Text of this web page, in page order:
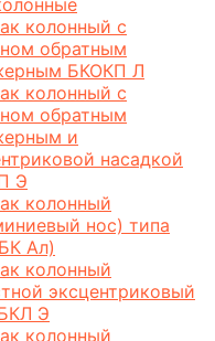
колонный с
обратным
БКОКП Л
колонный с
обратным
и
насадкой
Э
колонный
нос) типа
Ал)
колонный
эксцентриковый
Э
колонный